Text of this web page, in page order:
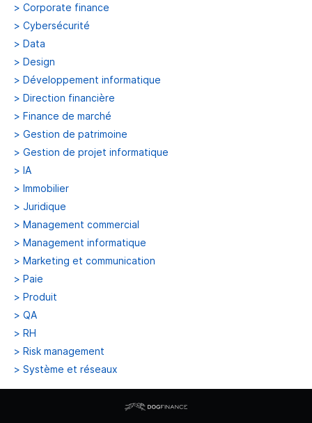
> Corporate finance
> Cybersécurité
> Data
> Design
> Développement informatique
> Direction financière
> Finance de marché
> Gestion de patrimoine
> Gestion de projet informatique
> IA
> Immobilier
> Juridique
> Management commercial
> Management informatique
> Marketing et communication
> Paie
> Produit
> QA
> RH
> Risk management
> Système et réseaux